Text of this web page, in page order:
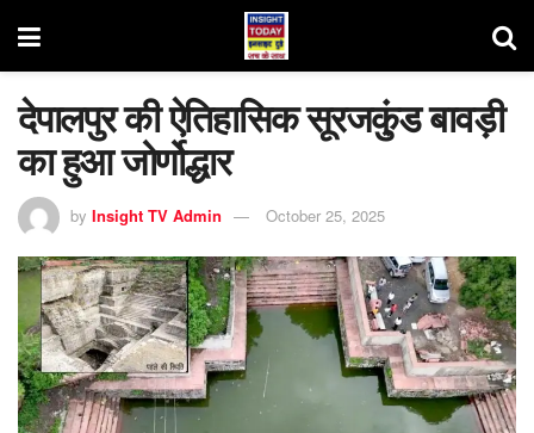
देपालपुर की ऐतिहासिक सूरजकु़ंड बावड़ी
का हुआ जोर्णोद्धार
by Insight TV Admin October 25, 2025